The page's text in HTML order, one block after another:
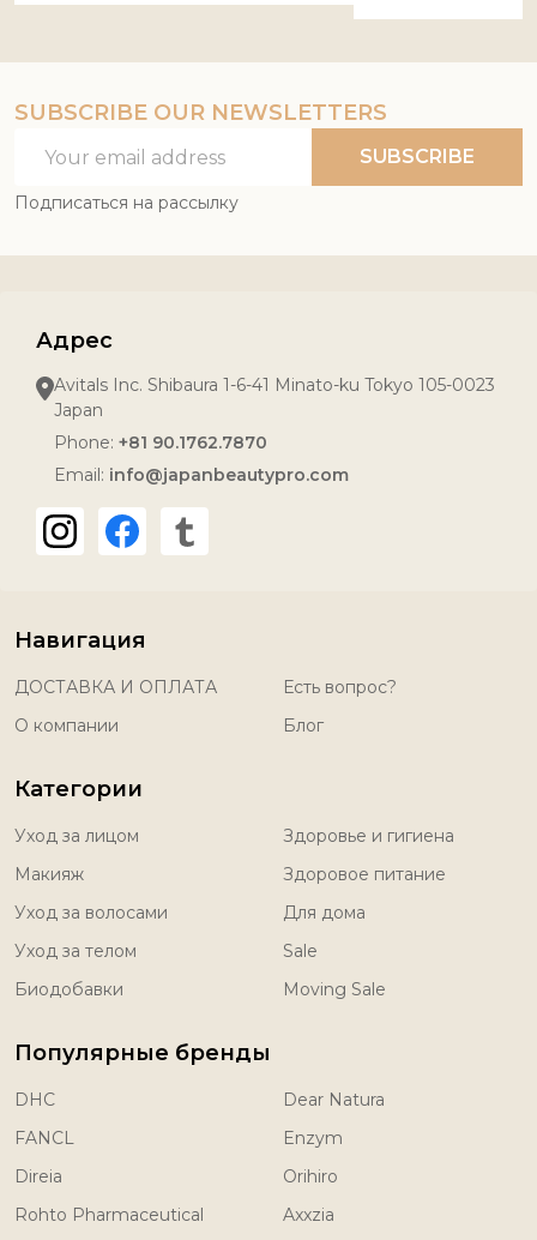
SUBSCRIBE OUR NEWSLETTERS
Address
SUBSCRIBE
Подписаться на рассылку
Адрес
Avitals Inc. Shibaura 1-6-41 Minato-ku Tokyo 105-0023
Japan
Phone: +81 90.1762.7870
Email: info@japanbeautypro.com
Навигация
ДОСТАВКА И ОПЛАТА
О компании
Есть вопрос?
Блог
Категории
Уход за лицом
Макияж
Уход за волосами
Уход за телом
Биодобавки
Здоровье и гигиена
Здоровое питание
Для дома
Sale
Moving Sale
Популярные бренды
DHC
FANCL
Direia
Rohto Pharmaceutical
Dear Natura
Enzym
Orihiro
Axxzia